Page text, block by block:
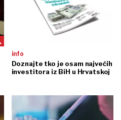
info
Doznajte tko je osam najvećih
investitora iz BiH u Hrvatskoj